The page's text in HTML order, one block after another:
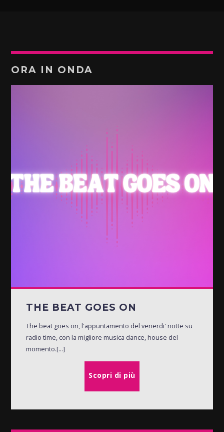
ORA IN ONDA
THE BEAT GOES ON
The beat goes on, l'appuntamento del venerdi' notte su
radio time, con la migliore musica dance, house del
momento.[...]
Scopri di più